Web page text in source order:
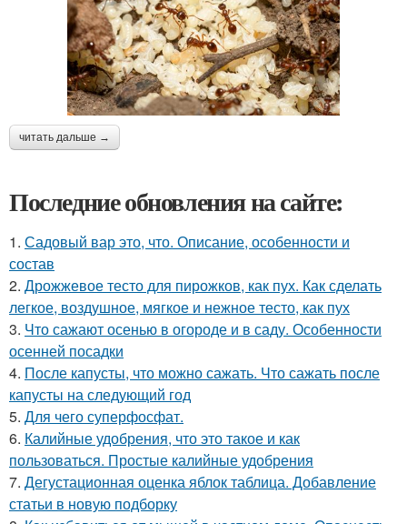
читать дальше →
Последние обновления на сайте:
1. Садовый вар это, что. Описание, особенности и
состав
2. Дрожжевое тесто для пирожков, как пух. Как сделать
легкое, воздушное, мягкое и нежное тесто, как пух
3. Что сажают осенью в огороде и в саду. Особенности
осенней посадки
4. После капусты, что можно сажать. Что сажать после
капусты на следующий год
5. Для чего суперфосфат.
6. Калийные удобрения, что это такое и как
пользоваться. Простые калийные удобрения
7. Дегустационная оценка яблок таблица. Добавление
статьи в новую подборку